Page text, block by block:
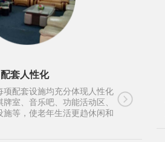
配套人性化
项配套设施均充分体现人性化
室、音乐吧、功能活动区、
等，使老年生活更趋休闲和